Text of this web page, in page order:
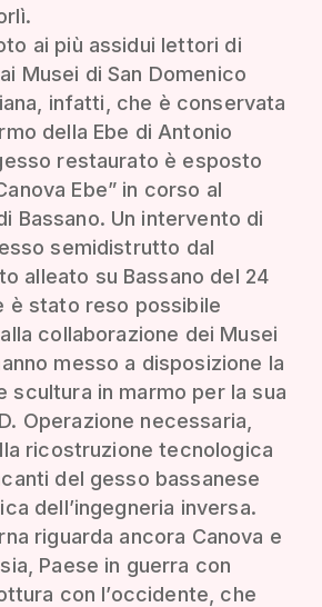
ai più assidui lettori di
Musei di San Domenico
infatti, che è conservata
della Ebe di Antonio
restaurato è esposto
Ebe” in corso al
Bassano. Un intervento di
semidistrutto dal
alleato su Bassano del 24
è stato reso possibile
collaborazione dei Musei
messo a disposizione la
scultura in marmo per la sua
Operazione necessaria,
ricostruzione tecnologica
del gesso bassanese
dell’ingegneria inversa.
riguarda ancora Canova e
Paese in guerra con
con l’occidente, che